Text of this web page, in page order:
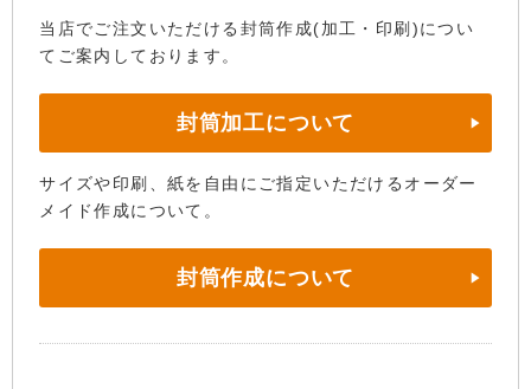
当店でご注文いただける封筒作成(加工・印刷)につい
てご案内しております。
封筒加工について
サイズや印刷、紙を自由にご指定いただけるオーダー
メイド作成について。
封筒作成について